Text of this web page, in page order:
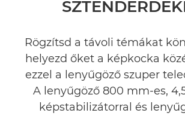
Támogatás
Rögzítsd a távoli témákat
helyezd őket a képkocka
ezzel a lenyűgöző szuper
A lenyűgöző 800 mm-es,
képstabilizátorral és